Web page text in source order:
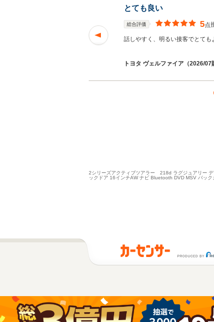
とても良い
総合評価 5点
話しやすく、明るい接客でとても
トヨタ ヴェルファイア（2026/07
2シリーズアクティブツアラー 218d ラグジュアリー
ックドア 16インチAW ナビ Bluetooth DVD MSV バッ